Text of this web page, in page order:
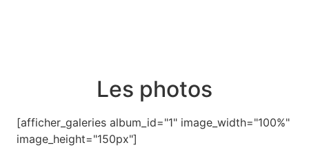
Les photos
[afficher_galeries album_id="1" image_width="100%"
image_height="150px"]